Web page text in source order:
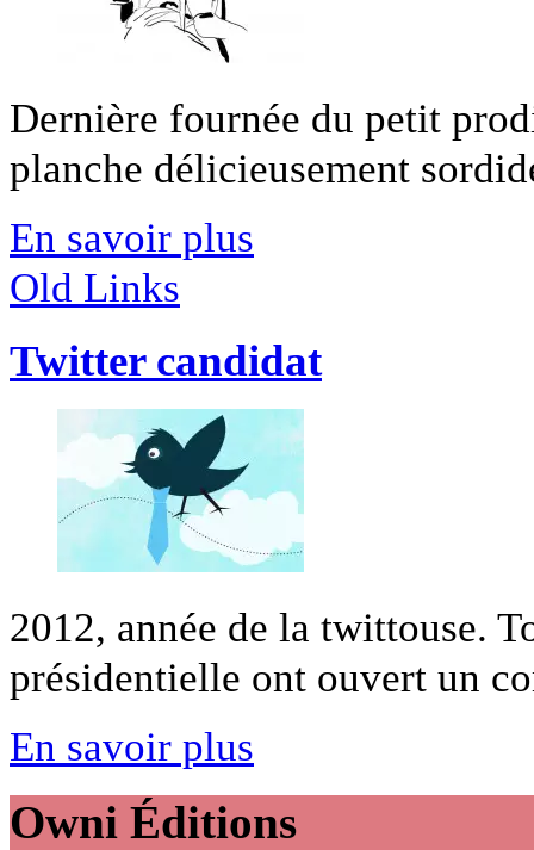
Dernière fournée du petit
planche délicieusement
En savoir plus
Old Links
Twitter candidat
2012, année de la twittouse.
présidentielle ont ouvert un
En savoir plus
Owni Éditions